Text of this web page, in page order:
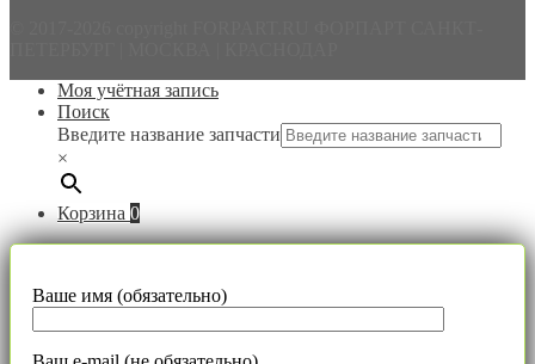
Моя учётная запись
Поиск
Введите название запчасти
×
Корзина 0
Ваше имя (обязательно)